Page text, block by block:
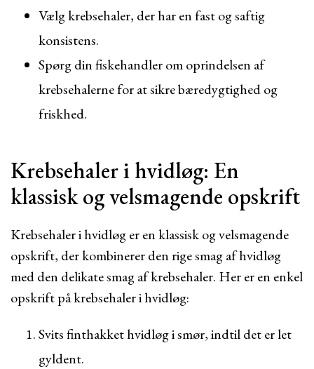
Vælg krebsehaler, der har en fast og saftig
konsistens.
Spørg din fiskehandler om oprindelsen af
krebsehalerne for at sikre bæredygtighed og
friskhed.
Krebsehaler i hvidløg: En
klassisk og velsmagende opskrift
Krebsehaler i hvidløg er en klassisk og velsmagende
opskrift, der kombinerer den rige smag af hvidløg
med den delikate smag af krebsehaler. Her er en enkel
opskrift på krebsehaler i hvidløg:
Svits finthakket hvidløg i smør, indtil det er let
gyldent.